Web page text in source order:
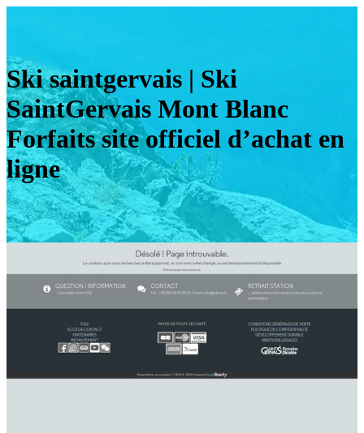
Ski saintger­vais | Ski
SaintGervais Mont Blanc
Forfaits site officiel d’achat en
ligne